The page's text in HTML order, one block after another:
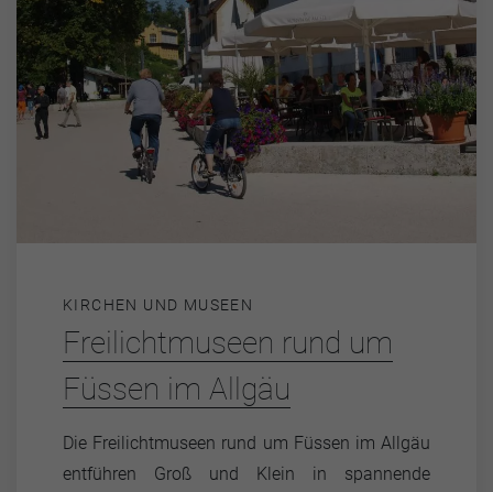
KIRCHEN UND MUSEEN
Freilichtmuseen rund um
Füssen im Allgäu
Die Freilichtmuseen rund um Füssen im Allgäu
entführen Groß und Klein in spannende